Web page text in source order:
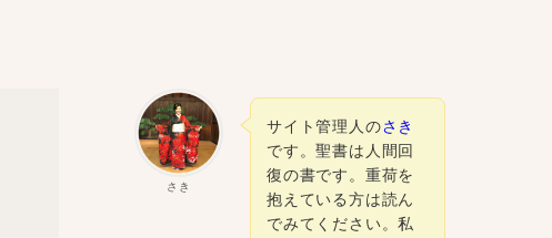
さき
サイト管理人のさき
です。聖書は人間回
復の書です。重荷を
抱えている方は読ん
でみてください。私